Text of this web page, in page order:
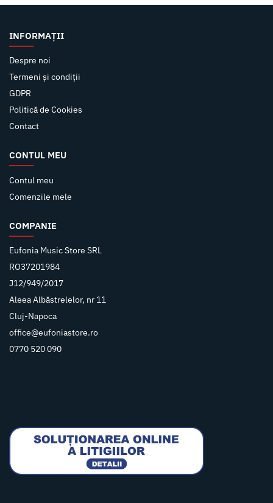
INFORMAȚII
Despre noi
Termeni și condiții
GDPR
Politică de Cookies
Contact
CONTUL MEU
Contul meu
Comenzile mele
COMPANIE
Eufonia Music Store SRL
RO37201984
J12/949/2017
Aleea Albăstrelelor, nr 11
Cluj-Napoca
office@eufoniastore.ro
0770 520 090